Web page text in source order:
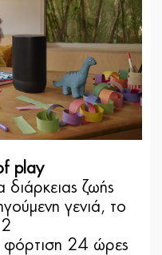
play
διάρκειας ζωής
γενιά, το
φόρτιση 24 ώρες